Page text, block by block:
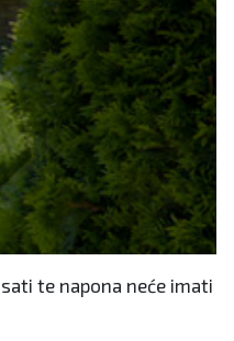
sati te napona neće imati